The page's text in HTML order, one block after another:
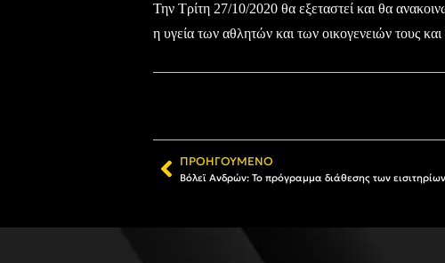
Την Τρίτη 27/10/2020 θα εξεταστεί και θα
η υγεία των αθλητών και των οικογενειών τους
ΠΡΟΗΓΟΎΜΕΝΟ
Βόλεϊ Ανδρών: Το πρόγραμμα διάθεσης των